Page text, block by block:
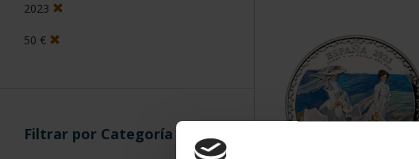
2023
50 €
Filtrar por Categoría